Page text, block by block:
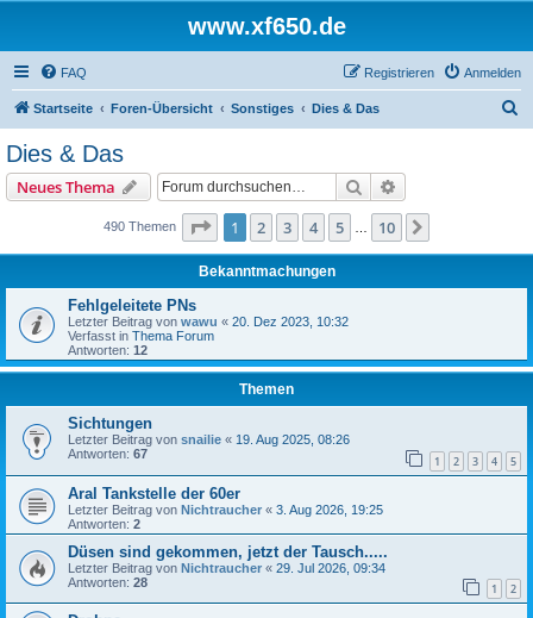
www.xf650.de
FAQ Anmelden
Registrieren
Startseite Foren-Übersicht Sonstiges Dies & Das
Dies & Das
Neues Thema Suche
490 Themen Seite 1von 10
1 2 3 4 5 10
Bekanntmachungen
Fehlgeleitete PNs
Letzter Beitrag von wawu « 20. Dez 2023, 10:32
Verfasst in Thema Forum
Antworten: 12
Themen
Sichtungen
Letzter Beitrag von snailie « 19. Aug 2025, 08:26
Antworten: 67 1 2 3 4 5
Aral Tankstelle der 60er
Letzter Beitrag von Nichtraucher « 3. Aug 2026, 19:25
Antworten: 2
Düsen sind gekommen, jetzt der Tausch.....
Letzter Beitrag von Nichtraucher « 29. Jul 2026, 09:34
Antworten: 28 1 2